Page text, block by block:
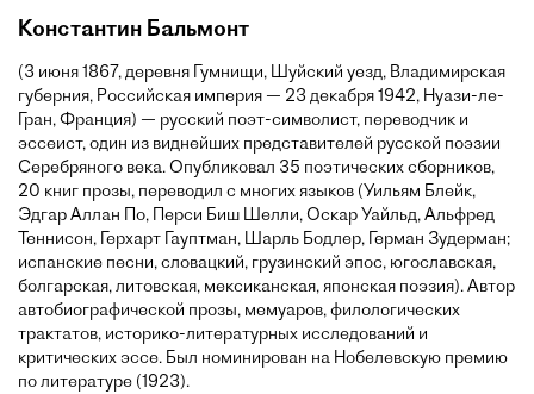
Константин Бальмонт
(3 июня 1867, деревня Гумнищи, Шуйский уезд, Владимирская
губерния, Российская империя — 23 декабря 1942, Нуази-ле-
Гран, Франция) — русский поэт-символист, переводчик и
эссеист, один из виднейших представителей русской поэзии
Серебряного века. Опубликовал 35 поэтических сборников,
20 книг прозы, переводил с многих языков (Уильям Блейк,
Эдгар Аллан По, Перси Биш Шелли, Оскар Уайльд, Альфред
Теннисон, Герхарт Гауптман, Шарль Бодлер, Герман Зудерман;
испанские песни, словацкий, грузинский эпос, югославская,
болгарская, литовская, мексиканская, японская поэзия). Автор
автобиографической прозы, мемуаров, филологических
трактатов, историко-литературных исследований и
критических эссе. Был номинирован на Нобелевскую премию
по литературе (1923).